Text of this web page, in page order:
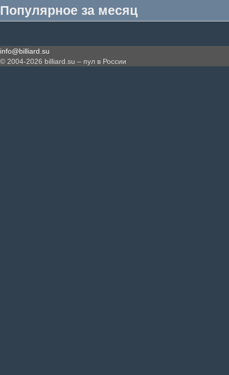
Популярное за месяц
info@billiard.su
© 2004-2026 billiard.su – пул в России